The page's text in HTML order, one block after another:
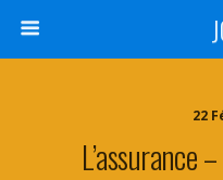
22
L’assurance